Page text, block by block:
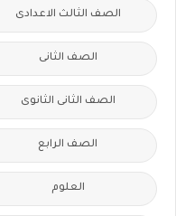
الصف الثالث الاعدادى
الصف الثانى
الصف الثانى الثانوى
الصف الرابع
العلوم